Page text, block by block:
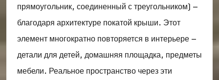
прямоугольник, соединенный с треугольником) –
благодаря архитектуре покатой крыши. Этот
элемент многократно повторяется в интерьере –
детали для детей, домашняя площадка, предметы
мебели. Реальное пространство через эти